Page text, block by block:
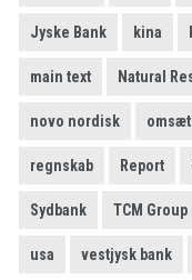
Jyske Bank kina
main text Natural
novo nordisk
regnskab Report
Sydbank TCM Group
usa vestjysk bank